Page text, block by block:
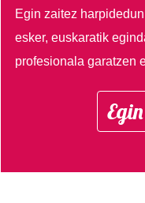
Egin zaitez
esker, euskaratik
profesionala garatzen